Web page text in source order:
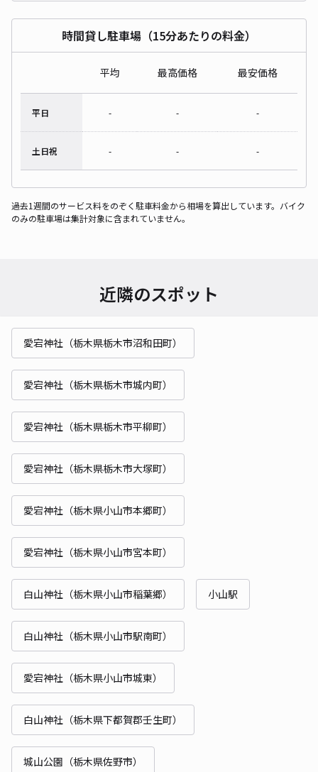
時間貸し駐車場（15分あたりの料金）
平均 最高価格 最安価格
平日 - - -
土日祝 - - -
過去1週間のサービス料をのぞく駐車料金から相場を算出しています。バイク
のみの駐車場は集計対象に含まれていません。
近隣のスポット
愛宕神社（栃木県栃木市沼和田町）
愛宕神社（栃木県栃木市城内町）
愛宕神社（栃木県栃木市平柳町）
愛宕神社（栃木県栃木市大塚町）
愛宕神社（栃木県小山市本郷町）
愛宕神社（栃木県小山市宮本町）
白山神社（栃木県小山市稲葉郷） 小山駅
白山神社（栃木県小山市駅南町）
愛宕神社（栃木県小山市城東）
白山神社（栃木県下都賀郡壬生町）
城山公園（栃木県佐野市）